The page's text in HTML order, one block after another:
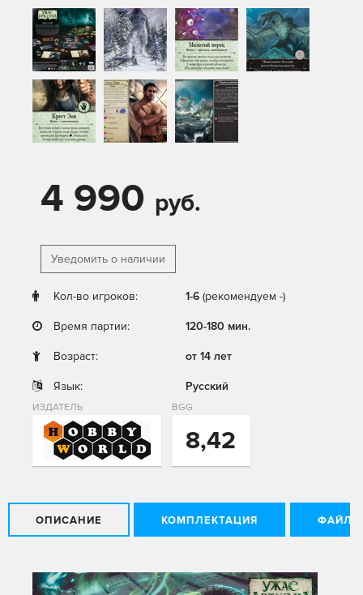
4 990 руб.
Уведомить о наличии
Кол-во игроков: 1-6 (рекомендуем -)
Время партии: 120-180 мин.
Возраст: от 14 лет
Язык: Русский
ИЗДАТЕЛЬ BGG
8,42
ОПИСАНИЕ КОМПЛЕКТАЦИЯ ФАЙЛЫ